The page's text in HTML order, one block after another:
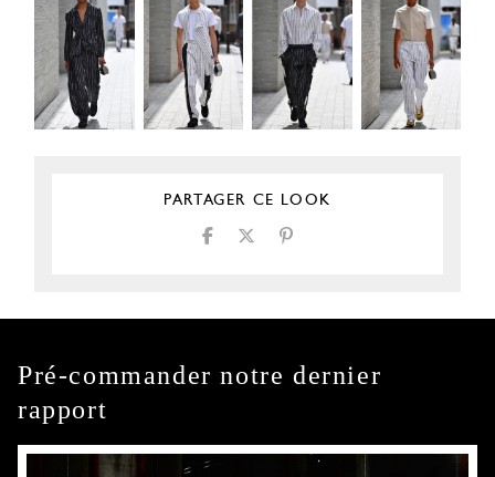
PARTAGER CE LOOK
Pré-commander notre dernier
rapport